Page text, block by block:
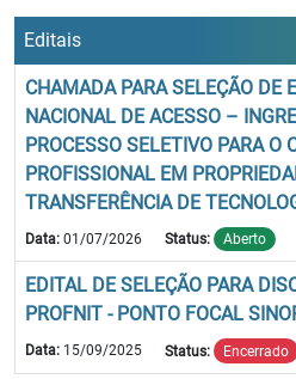
Editais
CHAMADA PARA SELEÇÃO DE
NACIONAL DE ACESSO –
PROCESSO SELETIVO PARA O
PROFISSIONAL EM
TRANSFERÊNCIA DE
Data: 01/07/2026 Status: Aberto
EDITAL DE SELEÇÃO PARA
PROFNIT - PONTO FOCAL
Data: 15/09/2025 Status: Encerrado